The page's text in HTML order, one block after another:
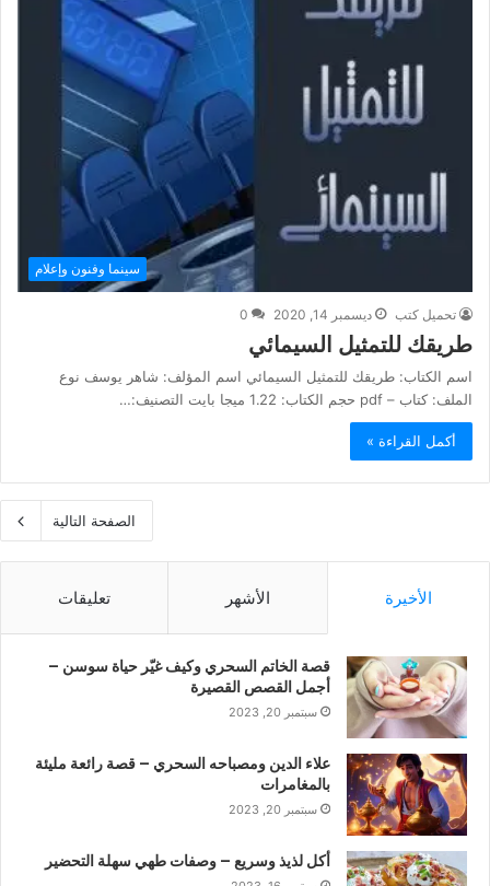
سينما وفنون وإعلام
تحميل كتب ديسمبر 14, 2020 0
طريقك للتمثيل السيمائي
اسم الكتاب: طريقك للتمثيل السيمائي اسم المؤلف: شاهر يوسف نوع
الملف: كتاب – pdf حجم الكتاب: 1.22 ميجا بايت التصنيف:…
أكمل القراءة »
الصفحة التالية
الأخيرة الأشهر تعليقات
قصة الخاتم السحري وكيف غيّر حياة سوسن –
أجمل القصص القصيرة
سبتمبر 20, 2023
علاء الدين ومصباحه السحري – قصة رائعة مليئة
بالمغامرات
سبتمبر 20, 2023
أكل لذيذ وسريع – وصفات طهي سهلة التحضير